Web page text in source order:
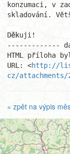
konzumaci, v
skladování.
Děkuji!
-------------
HTML příloha
URL: <http://
cz/attachments/
« zpět na výpis